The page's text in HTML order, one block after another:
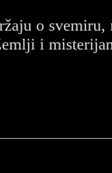
o
i